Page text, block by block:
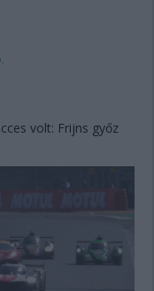
volt: Frijns győz